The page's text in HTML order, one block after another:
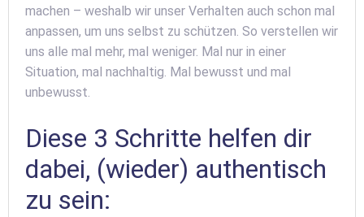
machen – weshalb wir unser Verhalten auch schon mal
anpassen, um uns selbst zu schützen. So verstellen wir
uns alle mal mehr, mal weniger. Mal nur in einer
Situation, mal nachhaltig. Mal bewusst und mal
unbewusst.
Diese 3 Schritte helfen dir
dabei, (wieder) authentisch
zu sein: